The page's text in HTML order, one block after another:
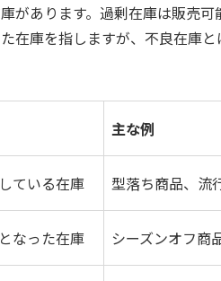
があります。過剰在庫は販売
在庫を指しますが、不良在庫
主な例
ている在庫 型落ち商品、流
なった在庫 シーズンオフ商